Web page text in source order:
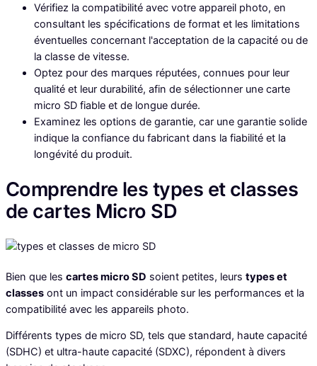
Vérifiez la compatibilité avec votre appareil photo, en
consultant les spécifications de format et les limitations
éventuelles concernant l'acceptation de la capacité ou de
la classe de vitesse.
Optez pour des marques réputées, connues pour leur
qualité et leur durabilité, afin de sélectionner une carte
micro SD fiable et de longue durée.
Examinez les options de garantie, car une garantie solide
indique la confiance du fabricant dans la fiabilité et la
longévité du produit.
Comprendre les types et classes
de cartes Micro SD
Bien que les cartes micro SD soient petites, leurs types et
classes ont un impact considérable sur les performances et la
compatibilité avec les appareils photo.
Différents types de micro SD, tels que standard, haute capacité
(SDHC) et ultra-haute capacité (SDXC), répondent à divers